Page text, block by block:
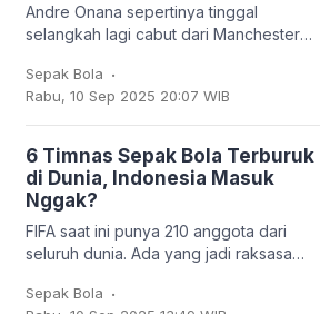
Andre Onana sepertinya tinggal
selangkah lagi cabut dari Manchester
dipinjamkan ke klub Turki,
Trabzonspor. Dan
Sepak Bola .
Rabu, 10 Sep 2025 20:07 WIB
6 Timnas Sepak Bola Terburuk
di Dunia, Indonesia Masuk
Nggak?
FIFA saat ini punya 210 anggota dari
seluruh dunia. Ada yang jadi raksasa
Argentina, hingga Prancis, tapi ada juga
Sepak Bola .